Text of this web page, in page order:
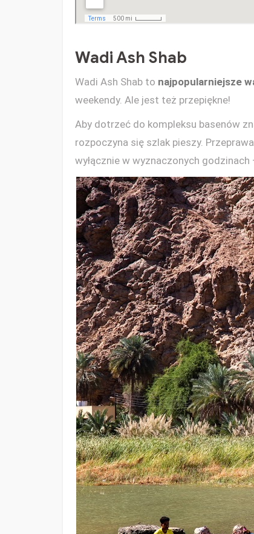
Wadi Ash Shab
Wadi Ash Shab to najpopularniejsze
weekendy. Ale jest też przepiękne!
Aby dotrzeć do kompleksu basenów
rozpoczyna się szlak pieszy.
wyłącznie w wyznaczonych godzinach